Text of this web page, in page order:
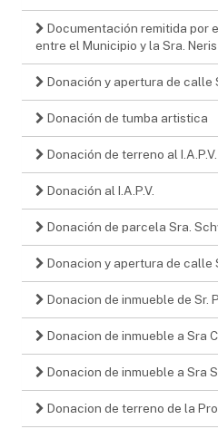
Documentación remitida por
entre el Municipio y la Sra.
Donación y apertura de calle
Donación de tumba artistica
Donación de terreno al I.A.P.V.
Donación al I.A.P.V.
Donación de parcela Sra.
Donacion y apertura de calle
Donacion de inmueble de Sr.
Donacion de inmueble a Sra
Donacion de inmueble a Sra
Donacion de terreno de la